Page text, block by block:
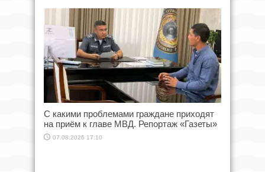
С какими проблемами граждане приходят
на приём к главе МВД. Репортаж «Газеты»
07.08.2026 17:10